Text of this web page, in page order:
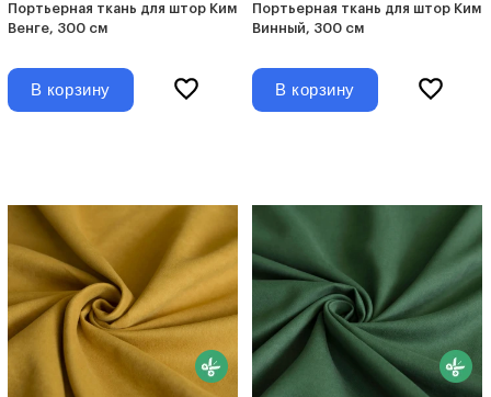
Портьерная ткань для штор Ким
Венге, 300 см
В корзину
Портьерная ткань для штор Ким
Винный, 300 см
В корзину